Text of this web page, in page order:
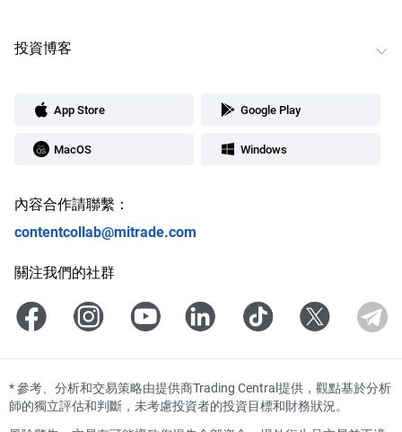
投資博客
App Store Google Play
MacOS Windows
內容合作請聯繫：
contentcollab@mitrade.com
關注我們的社群
*參考、分析和交易策略由提供商Trading Central提供，觀點基於分析
師的獨立評估和判斷，未考慮投資者的投資目標和財務狀況。